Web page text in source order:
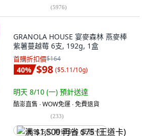
(5976)
GRANOLA HOUSE 宴麥森林 燕麥棒
紫薯蔓越莓 6支, 192g, 1盒
首購折扣價$164
40% $98 ($5.11/10g)
明天 8/10 (一) 預計送達
酷澎直售 ∙ WOW免運 ∙ 免費退貨
(233)
满 $1,500 再省 $75 (王道卡)